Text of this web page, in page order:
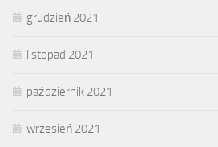
grudzień 2021
listopad 2021
październik 2021
wrzesień 2021